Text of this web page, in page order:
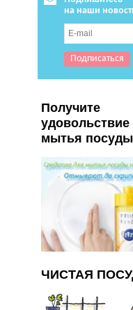
на наши
Получите
удовольствие
мытья
ЧИСТАЯ